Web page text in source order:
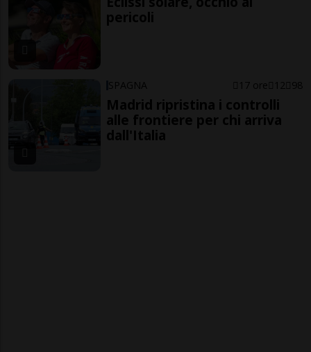
pericoli
SPAGNA 17 ore 12 98
Madrid ripristina i controlli
alle frontiere per chi arriva
dall'Italia